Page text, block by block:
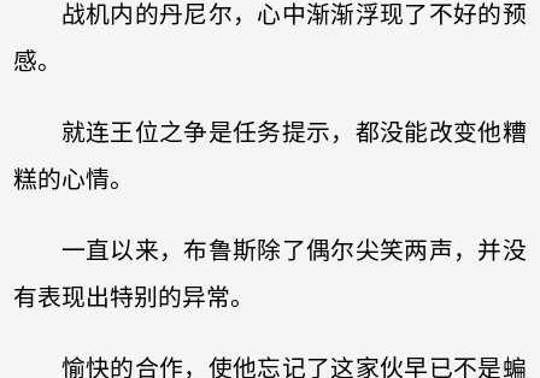
战机内的丹尼尔，心中渐渐浮现了不好的预
感。
就连王位之争是任务提示，都没能改变他糟
糕的心情。
一直以来，布鲁斯除了偶尔尖笑两声，并没
有表现出特别的异常。
愉快的合作，使他忘记了这家伙早已不是蝙